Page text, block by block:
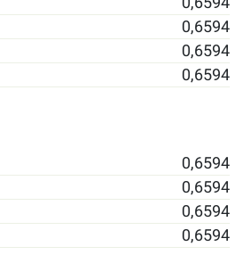
0,6594
0,6594
0,6594
0,6594
0,6594
0,6594
0,6594